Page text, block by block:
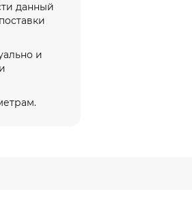
данный
и